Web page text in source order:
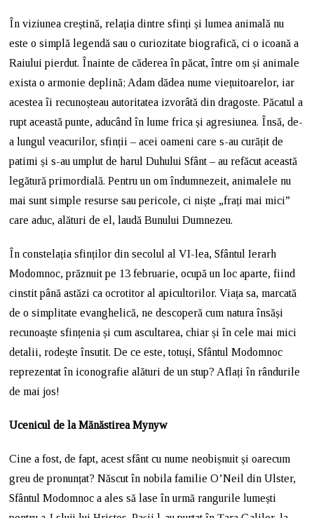
În viziunea creștină, relația dintre sfinți și lumea animală nu
este o simplă legendă sau o curiozitate biografică, ci o icoană a
Raiului pierdut. Înainte de căderea în păcat, între om și animale
exista o armonie deplină; Adam dădea nume viețuitoarelor, iar
acestea îi recunoșteau autoritatea izvorâtă din dragoste. Păcatul a
rupt această punte, aducând în lume frica și agresiunea. Însă, de-
a lungul veacurilor, sfinții – acei oameni care s-au curățit de
patimi și s-au umplut de harul Duhului Sfânt – au refăcut această
legătură primordială. Pentru un om îndumnezeit, animalele nu
mai sunt simple resurse sau pericole, ci niște „frați mai mici”
care aduc, alături de el, laudă Bunului Dumnezeu.
În constelația sfinților din secolul al VI-lea, Sfântul Ierarh
Modomnoc, prăznuit pe 13 februarie, ocupă un loc aparte, fiind
cinstit până astăzi ca ocrotitor al apicultorilor. Viața sa, marcată
de o simplitate evanghelică, ne descoperă cum natura însăși
recunoaște sfințenia și cum ascultarea, chiar și în cele mai mici
detalii, rodește însutit. De ce este, totuși, Sfântul Modomnoc
reprezentat în iconografie alături de un stup? Aflați în rândurile
de mai jos!
Ucenicul de la Mănăstirea Mynyw
Cine a fost, de fapt, acest sfânt cu nume neobișnuit și oarecum
greu de pronunțat? Născut în nobila familie O’Neil din Ulster,
Sfântul Modomnoc a ales să lase în urmă rangurile lumești